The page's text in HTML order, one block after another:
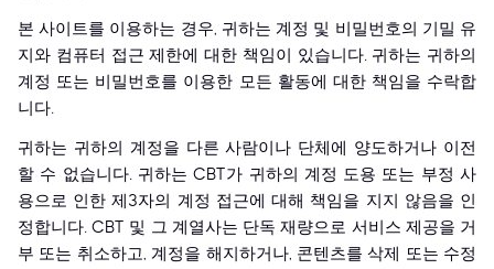
본 사이트를 이용하는 경우, 귀하는 계정 및 비밀번호의 기밀 유
지와 컴퓨터 접근 제한에 대한 책임이 있습니다. 귀하는 귀하의
계정 또는 비밀번호를 이용한 모든 활동에 대한 책임을 수락합
니다.
귀하는 귀하의 계정을 다른 사람이나 단체에 양도하거나 이전
할 수 없습니다. 귀하는 CBT가 귀하의 계정 도용 또는 부정 사
용으로 인한 제3자의 계정 접근에 대해 책임을 지지 않음을 인
정합니다. CBT 및 그 계열사는 단독 재량으로 서비스 제공을 거
부 또는 취소하고, 계정을 해지하거나, 콘텐츠를 삭제 또는 수정